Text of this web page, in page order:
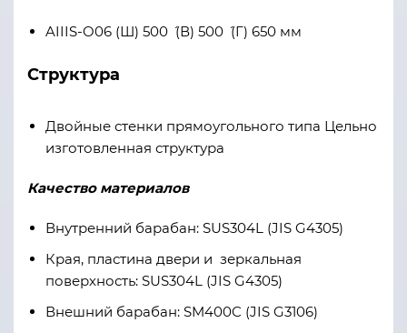
AIIIS-O06 (Ш) 500 ´ (В) 500 ´ (Г) 650 мм
Структура
Двойные стенки прямоугольного типа Цельно
изготовленная структура
Качество материалов
Внутренний барабан: SUS304L (JIS G4305)
Края, пластина двери и зеркальная
поверхность: SUS304L (JIS G4305)
Внешний барабан: SM400C (JIS G3106)